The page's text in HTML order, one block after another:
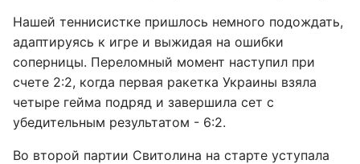
Нашей теннисистке пришлось немного подождать,
адаптируясь к игре и выжидая на ошибки
соперницы. Переломный момент наступил при
счете 2:2, когда первая ракетка Украины взяла
четыре гейма подряд и завершила сет с
убедительным результатом - 6:2.
Во второй партии Свитолина на старте уступала